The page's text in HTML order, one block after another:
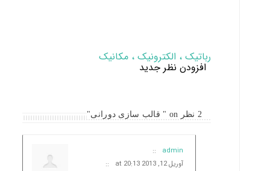
رباتیک ، الکترونیک ، مکانیک
افزودن نظر جدید
admin
آوریل 12, 2013 at 20:13